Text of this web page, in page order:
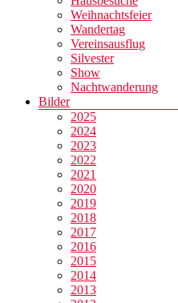
Weihnachtsfeier
Wandertag
Vereinsausflug
Silvester
Show
Nachtwanderung
Bilder
2025
2024
2023
2022
2021
2020
2019
2018
2017
2016
2015
2014
2013